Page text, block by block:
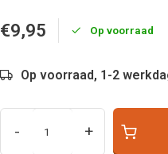
€9,95 Op voorraad
Op voorraad, 1-2
- +